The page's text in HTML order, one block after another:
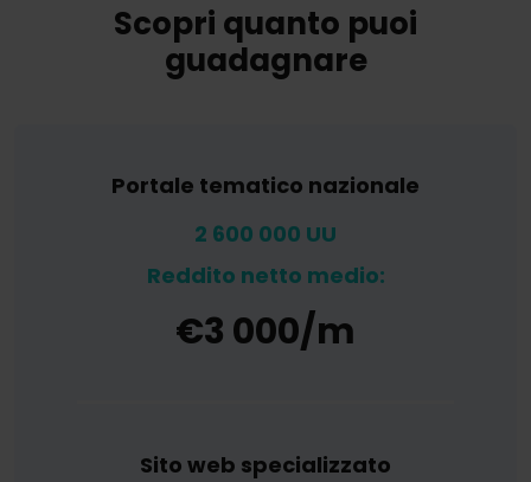
Scopri quanto puoi
guadagnare
Portale tematico nazionale
2 600 000 UU
Reddito netto medio:
€3 000/m
Sito web specializzato